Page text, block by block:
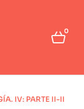
0
IV: PARTE II-II